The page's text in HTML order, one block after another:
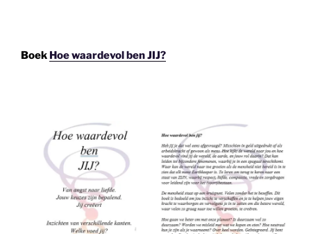
Boek Hoe waardevol ben JIJ?